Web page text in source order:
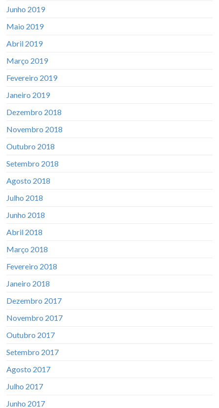
Junho 2019
Maio 2019
Abril 2019
Março 2019
Fevereiro 2019
Janeiro 2019
Dezembro 2018
Novembro 2018
Outubro 2018
Setembro 2018
Agosto 2018
Julho 2018
Junho 2018
Abril 2018
Março 2018
Fevereiro 2018
Janeiro 2018
Dezembro 2017
Novembro 2017
Outubro 2017
Setembro 2017
Agosto 2017
Julho 2017
Junho 2017